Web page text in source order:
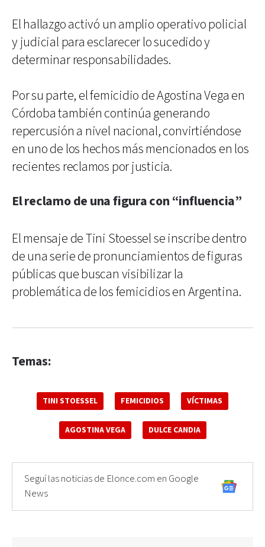
El hallazgo activó un amplio operativo policial
y judicial para esclarecer lo sucedido y
determinar responsabilidades.
Por su parte, el femicidio de Agostina Vega en
Córdoba también continúa generando
repercusión a nivel nacional, convirtiéndose
en uno de los hechos más mencionados en los
recientes reclamos por justicia.
El reclamo de una figura con “influencia”
El mensaje de Tini Stoessel se inscribe dentro
de una serie de pronunciamientos de figuras
públicas que buscan visibilizar la
problemática de los femicidios en Argentina.
Temas:
TINI STOESSEL FEMICIDIOS VÍCTIMAS
AGOSTINA VEGA DULCE CANDIA
Seguí las noticias de Elonce.com en Google
News